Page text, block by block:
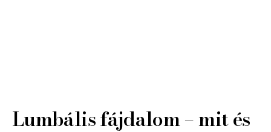
Lumbális fájdalom – mit és